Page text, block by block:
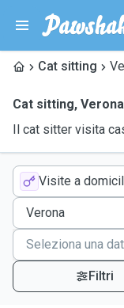
Cat sitting
Cat sitting, Verona
Il cat sitter visita
Visite a
Filtri